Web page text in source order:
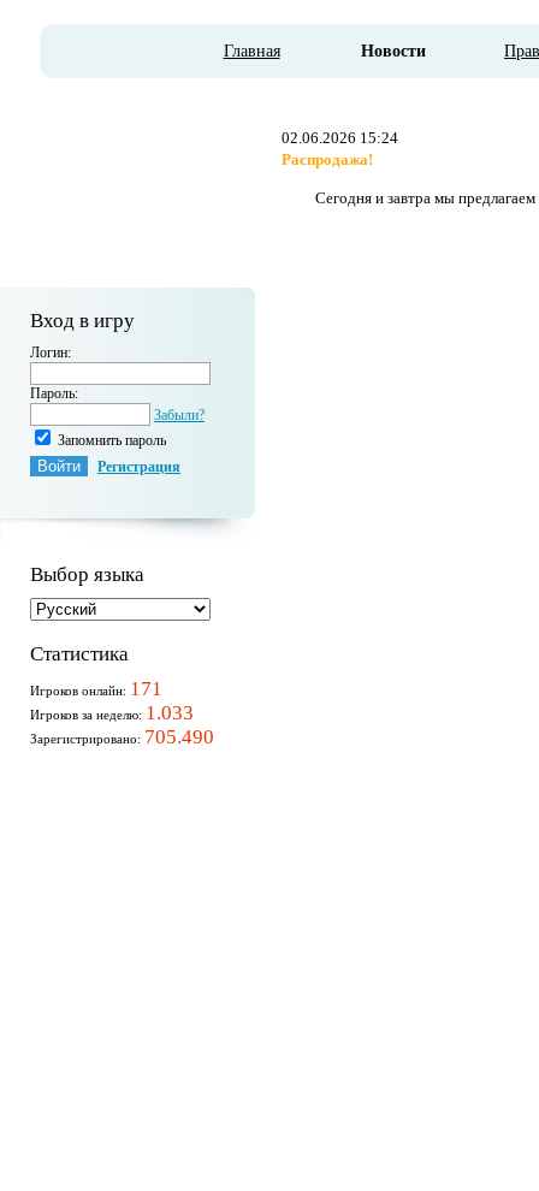
Главная Новости
Вход в игру
Логин:
Пароль:
Забыли?
Запомнить пароль
Регистрация
Выбор языка
Статистика
Игроков онлайн: 171
Игроков за неделю: 1.033
Зарегистрировано: 705.490
02.06.2026 15:24
Распродажа!
Сегодня и завтра мы